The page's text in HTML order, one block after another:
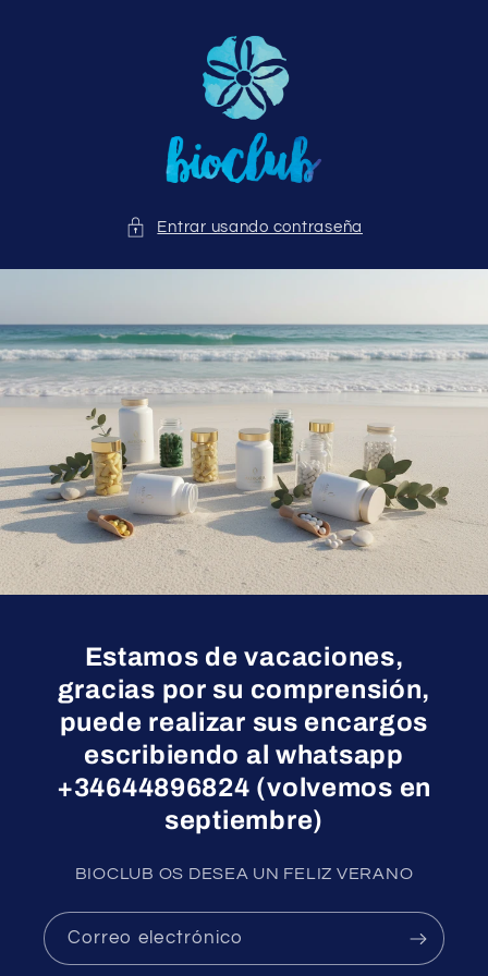
Entrar usando contraseña
Estamos de vacaciones,
gracias por su comprensión,
puede realizar sus encargos
escribiendo al whatsapp
+34644896824 (volvemos en
septiembre)
BIOCLUB OS DESEA UN FELIZ VERANO
Correo electrónico